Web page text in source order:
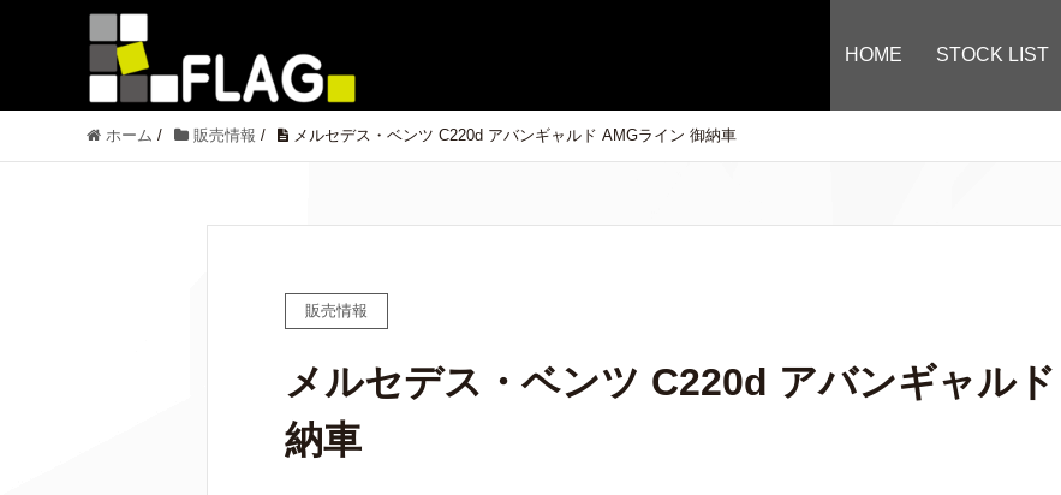
HOME STOCK LIST
ホーム / 販売情報 / メルセデス・ベンツ C220d アバンギャルド AMGライン 御納車
販売情報
メルセデス・ベンツ C220d アバンギャル
納車